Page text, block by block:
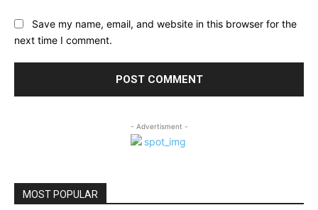
Save my name, email, and website in this browser for the
next time I comment.
- Advertisment -
MOST POPULAR